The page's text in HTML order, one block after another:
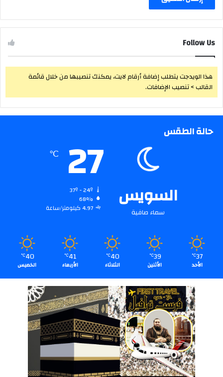
Follow Us
هذا الويدجت يتطلب إضافة أرقام لايت، يمكنك تنصيبها من خلال قائمة
القالب > تنصيب الإضافات.
حالة الطقس
السويس
سماء صافية
27
℃
68%
4.97 كيلومتر/ساعة
37
℃
الأحد
39
℃
الأثنين
40
℃
الثلاثاء
41
℃
الأربعاء
40
℃
الخميس